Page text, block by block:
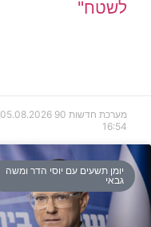
לשטח"
מערכת חדשות 90
05.08.2026
16:54
יומן תשעים עם יוסי הדר ומשה
גבאי